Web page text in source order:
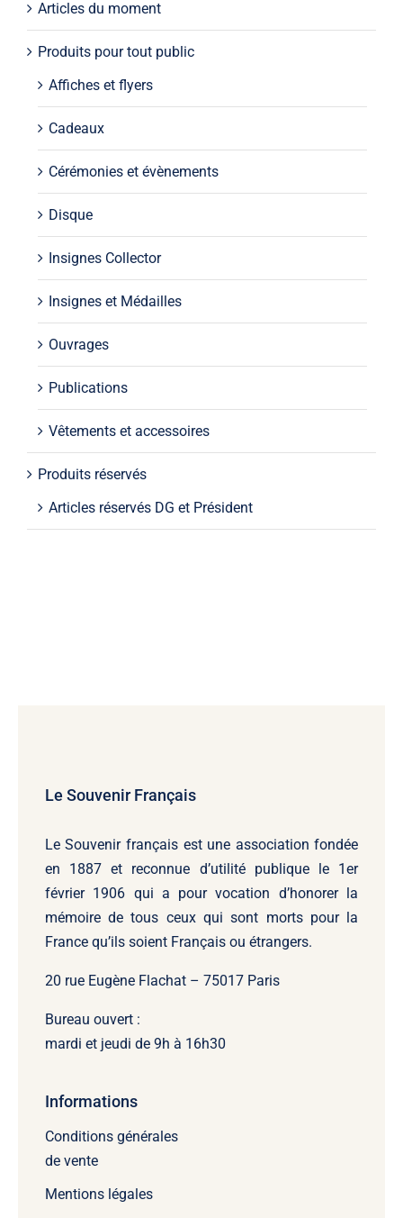
Articles du moment
Produits pour tout public
Affiches et flyers
Cadeaux
Cérémonies et évènements
Disque
Insignes Collector
Insignes et Médailles
Ouvrages
Publications
Vêtements et accessoires
Produits réservés
Articles réservés DG et Président
Le Souvenir Français
Le Souvenir français est une association fondée
en 1887 et reconnue d’utilité publique le 1er
février 1906 qui a pour vocation d’honorer la
mémoire de tous ceux qui sont morts pour la
France qu’ils soient Français ou étrangers.
20 rue Eugène Flachat – 75017 Paris
Bureau ouvert :
mardi et jeudi de 9h à 16h30
Informations
Conditions générales
de vente
Mentions légales